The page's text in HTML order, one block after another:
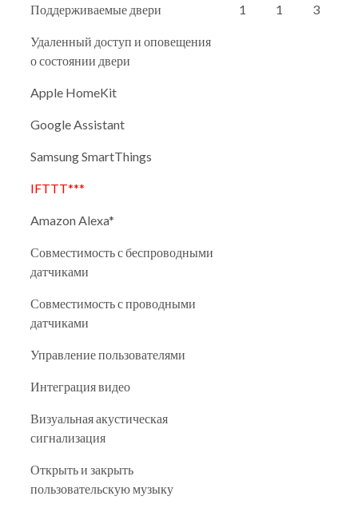
Поддерживаемые двери 1 1 3
Удаленный доступ и оповещения
о состоянии двери
Apple HomeKit
Google Assistant
Samsung SmartThings
IFTTT***
Amazon Alexa*
Совместимость с беспроводными
датчиками
Совместимость с проводными
датчиками
Управление пользователями
Интеграция видео
Визуальная акустическая
сигнализация
Открыть и закрыть
пользовательскую музыку